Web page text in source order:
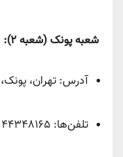
شعبه پونک (شعبه 2):
آدرس: تهران،
تلفن‌ها: 44348165 – 44348576